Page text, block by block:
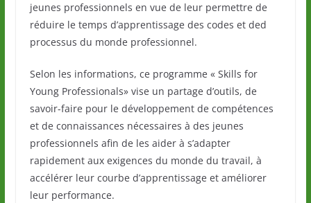
jeunes professionnels en vue de leur permettre de
réduire le temps d’apprentissage des codes et ded
processus du monde professionnel.
Selon les informations, ce programme « Skills for
Young Professionals» vise un partage d’outils, de
savoir-faire pour le développement de compétences
et de connaissances nécessaires à des jeunes
professionnels afin de les aider à s’adapter
rapidement aux exigences du monde du travail, à
accélérer leur courbe d’apprentissage et améliorer
leur performance.